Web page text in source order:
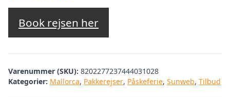
Book rejsen her
Varenummer (SKU): 8202277237444031028
Kategorier: Mallorca, Pakkerejser, Påskeferie, Sunweb, Tilbud